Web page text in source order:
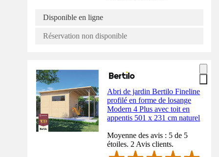
Disponible en ligne
Réservation non disponible
Abri de jardin Bertilo Fineline
profilé en forme de losange
Modern 4 Plus avec toit en
appentis 501 x 231 cm naturel
Moyenne des avis : 5 de 5
étoiles. 2 Avis clients.